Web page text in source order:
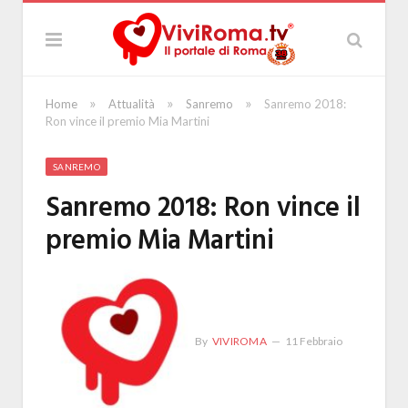
Home » Attualità » Sanremo »
Sanremo 2018:
Ron vince il premio Mia Martini
SANREMO
Sanremo 2018: Ron vince il
premio Mia Martini
By VIVIROMA 11 Febbraio